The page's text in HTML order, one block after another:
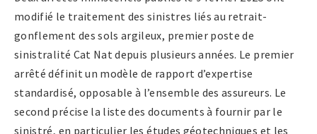
modifié le traitement des sinistres liés au retrait-
gonflement des sols argileux, premier poste de
sinistralité Cat Nat depuis plusieurs années. Le premier
arrêté définit un modèle de rapport d’expertise
standardisé, opposable à l’ensemble des assureurs. Le
second précise la liste des documents à fournir par le
sinistré, en particulier les études géotechniques et les